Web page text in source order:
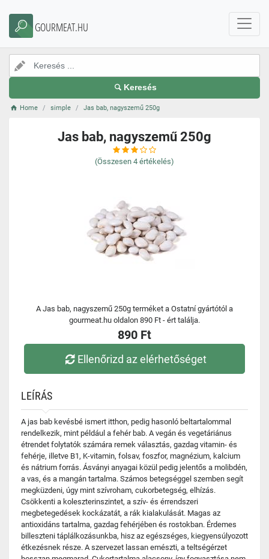
GOURMEAT.HU
Keresés
Home simple Jas bab, nagyszemű 250g
Jas bab, nagyszemű 250g
(Összesen 4 értékelés)
A Jas bab, nagyszemű 250g terméket a Ostatní gyártótól a
gourmeat.hu oldalon 890 Ft - ért találja.
890 Ft
Ellenőrizd az elérhetőséget
LEÍRÁS
A jas bab kevésbé ismert itthon, pedig hasonló beltartalommal
rendelkezik, mint például a fehér bab. A vegán és vegetáriánus
étrendet folytatók számára remek választás, gazdag vitamin- és
fehérje, illetve B1, K-vitamin, folsav, foszfor, magnézium, kalcium
és nátrium forrás. Ásványi anyagai közül pedig jelentős a molibdén,
a vas, és a mangán tartalma. Számos betegséggel szemben segít
megküzdeni, úgy mint szívroham, cukorbetegség, elhízás.
Csökkenti a koleszterinszintet, a szív- és érrendszeri
megbetegedések kockázatát, a rák kialakulását. Magas az
antioxidáns tartalma, gazdag fehérjében és rostokban. Érdemes
billeszteni táplálkozásunkba, hisz az egészséges, kiegyensúlyozott
étkezésnek része. A szervezet lassan emészti, a teltségérzet